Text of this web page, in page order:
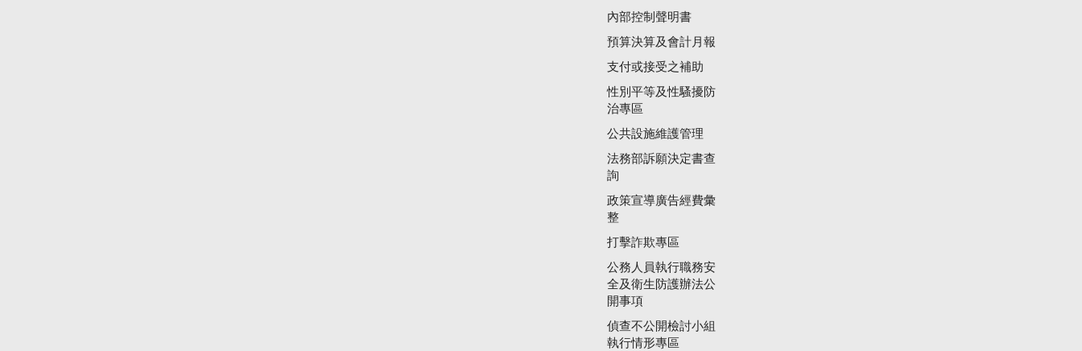
內部控制聲明書
預算決算及會計月報
支付或接受之補助
性別平等及性騷擾防
治專區
公共設施維護管理
法務部訴願決定書查
詢
政策宣導廣告經費彙
整
打擊詐欺專區
公務人員執行職務安
全及衛生防護辦法公
開事項
偵查不公開檢討小組
執行情形專區